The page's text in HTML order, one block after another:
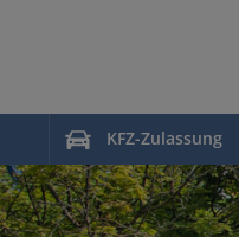
KFZ-Zulassung